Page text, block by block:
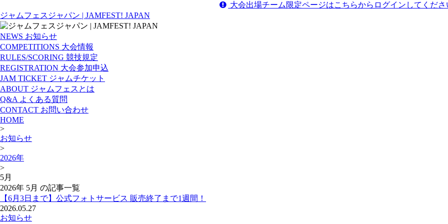
大会出場チーム限定ページはこちらからログインしてくださ
ジャムフェスジャパン | JAMFEST! JAPAN
NEWS お知らせ
COMPETITIONS 大会情報
RULES/SCORING 競技規定
REGISTRATION 大会参加申込
JAM TICKET ジャムチケット
ABOUT ジャムフェスとは
Q&A よくある質問
CONTACT お問い合わせ
HOME
>
お知らせ
>
2026年
>
5月
2026年 5月 の記事一覧
【6月3日まで】公式フォトサービス 販売終了まで1週間！
2026.05.27
お知らせ